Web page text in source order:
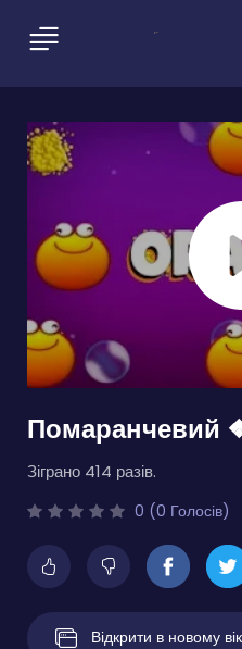
Помаранчевий
Зіграно 414 разів.
0 (0 Голосів)
Відкрити в новому